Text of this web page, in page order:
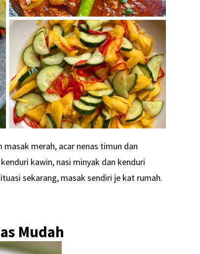
merah, acar nenas timun dan
kawin, nasi minyak dan kenduri
sekarang, masak sendiri je kat rumah.
Mudah